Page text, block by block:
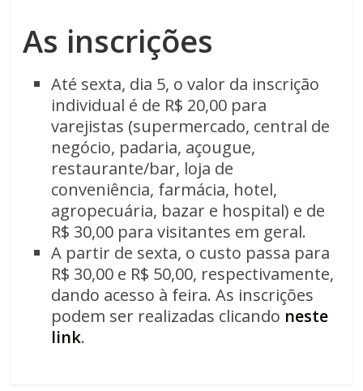
As inscrições
Até sexta, dia 5, o valor da inscrição
individual é de R$ 20,00 para
varejistas (supermercado, central de
negócio, padaria, açougue,
restaurante/bar, loja de
conveniência, farmácia, hotel,
agropecuária, bazar e hospital) e de
R$ 30,00 para visitantes em geral.
A partir de sexta, o custo passa para
R$ 30,00 e R$ 50,00, respectivamente,
dando acesso à feira. As inscrições
podem ser realizadas clicando neste
link.